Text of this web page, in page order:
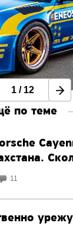
1/ 12
по теме
11